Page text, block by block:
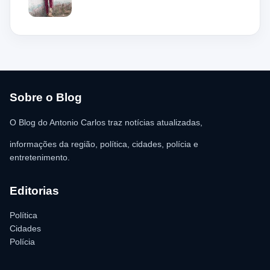
local, a guarnição encontrou o homem deitado no chão,
aparentando estar desacordado. De acordo com a vítima,
chegada dos policiais. O Serviço de Atendimento Móvel de
para as providências legais.
Sobre o Blog
O Blog do Antonio Carlos traz notícias atualizadas,
informações da região, política, cidades, polícia e
entretenimento.
Editorias
Política
Cidades
Polícia